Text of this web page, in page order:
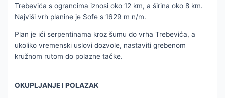
Trebevića s ograncima iznosi oko 12 km, a širina oko 8 km.
Najviši vrh planine je Sofe s 1629 m n/m.
Plan je ići serpentinama kroz šumu do vrha Trebevića, a
ukoliko vremenski uslovi dozvole, nastaviti grebenom
kružnom rutom do polazne tačke.
OKUPLJANJE I POLAZAK